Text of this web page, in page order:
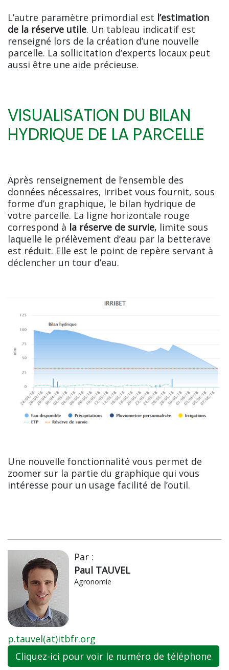
L’autre paramètre primordial est l’estimation
de la réserve utile. Un tableau indicatif est
renseigné lors de la création d’une nouvelle
parcelle. La sollicitation d’experts locaux peut
aussi être une aide précieuse.
VISUALISATION DU BILAN
HYDRIQUE DE LA PARCELLE
Après renseignement de l’ensemble des
données nécessaires, Irribet vous fournit, sous
forme d’un graphique, le bilan hydrique de
votre parcelle. La ligne horizontale rouge
correspond à la réserve de survie, limite sous
laquelle le prélèvement d’eau par la betterave
est réduit. Elle est le point de repère servant à
déclencher un tour d’eau.
Une nouvelle fonctionnalité vous permet de
zoomer sur la partie du graphique qui vous
intéresse pour un usage facilité de l’outil.
Par :
Paul TAUVEL
Agronomie
p.tauvel(at)itbfr.org
Cliquez-ici pour voir le numéro de téléphone